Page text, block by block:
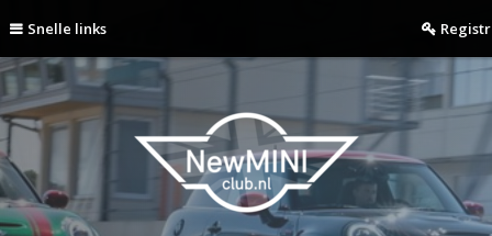
Snelle links